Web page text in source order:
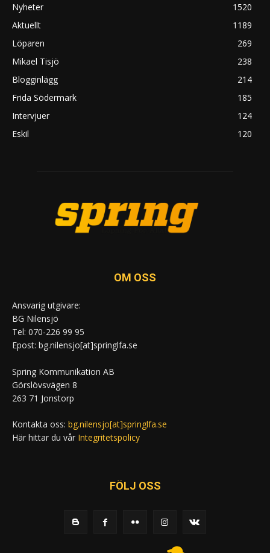
Nyheter
1520
Aktuellt
1189
Löparen
269
Mikael Tisjö
238
Blogginlägg
214
Frida Södermark
185
Intervjuer
124
Eskil
120
OM OSS
Ansvarig utgivare:
BG Nilensjö
Tel: 070-226 99 95
Epost: bg.nilensjo[at]springlfa.se
Spring Kommunikation AB
Görslövsvägen 8
263 71 Jonstorp
Kontakta oss: bg.nilensjo[at]springlfa.se
Här hittar du vår Integritetspolicy
FÖLJ OSS